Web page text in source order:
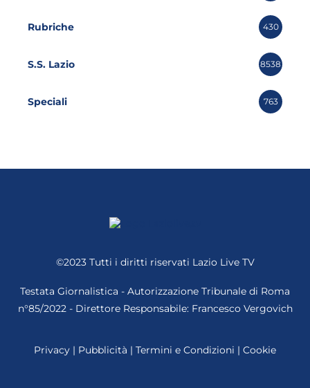
Rubriche 430
S.S. Lazio 8538
Speciali 763
©2023 Tutti i diritti riservati Lazio Live TV
Testata Giornalistica - Autorizzazione Tribunale di Roma
n°85/2022 - Direttore Responsabile: Francesco Vergovich
Privacy | Pubblicità | Termini e Condizioni | Cookie